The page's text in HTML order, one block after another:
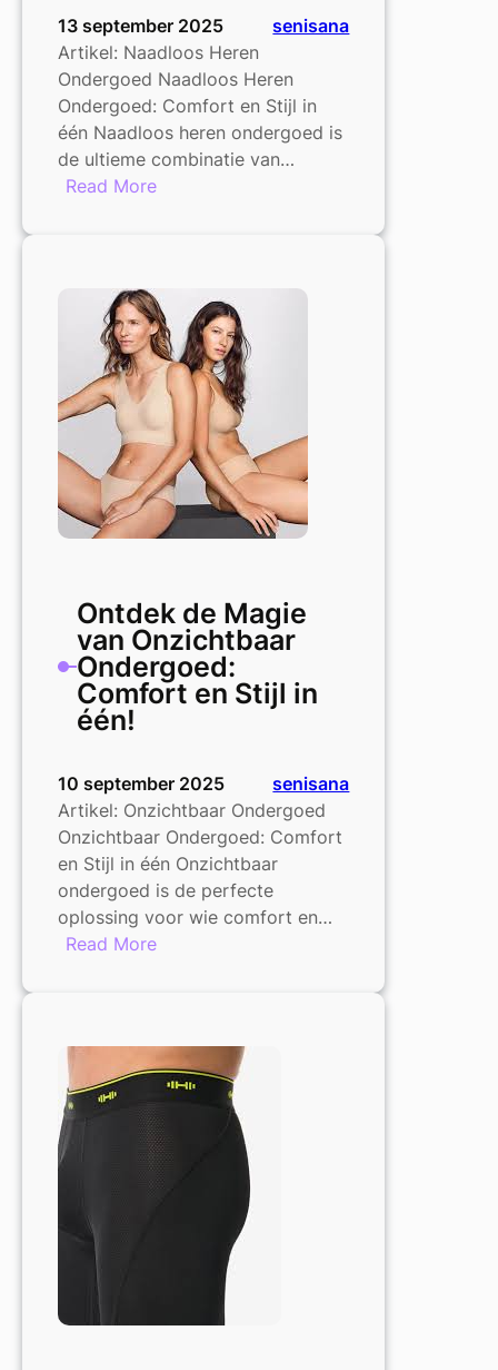
13 september 2025
senisana
Artikel: Naadloos Heren
Ondergoed Naadloos Heren
Ondergoed: Comfort en Stijl in
één Naadloos heren ondergoed is
de ultieme combinatie van…
Read More:
Ondergoed
voor
een
Perfecte
Pasvorm
Ontdek de Magie
van Onzichtbaar
Ondergoed:
Comfort en Stijl in
één!
10 september 2025
senisana
Artikel: Onzichtbaar Ondergoed
Onzichtbaar Ondergoed: Comfort
en Stijl in één Onzichtbaar
ondergoed is de perfecte
oplossing voor wie comfort en…
Read More:
van
Onzichtbaar
Ondergoed:
Comfort
en
Stijl